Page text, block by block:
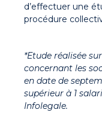
d’effectuer une
procédure
*Etude réalisée
concernant les
en date de
supérieur à 1
Infolegale.